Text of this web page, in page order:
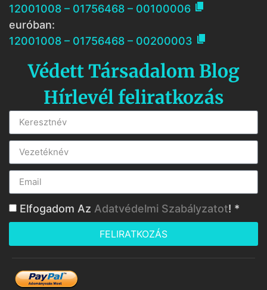
12001008 – 01756468 – 00100006 
euróban:
12001008 – 01756468 – 00200003 
Védett Társadalom Blog
Hírlevél feliratkozás
Elfogadom Az Adatvédelmi Szabályzatot! *
FELIRATKOZÁS